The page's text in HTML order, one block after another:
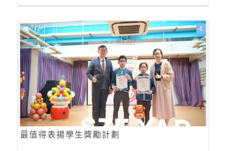
最值得表揚學生獎勵計劃
4